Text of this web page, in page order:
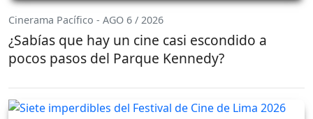
Cinerama Pacífico - AGO 6 / 2026
¿Sabías que hay un cine casi escondido a
pocos pasos del Parque Kennedy?